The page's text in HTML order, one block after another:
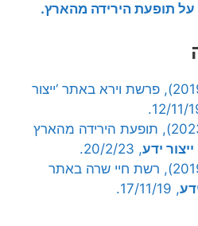
תופעת הירידה מהארץ.
פנחס יחזקאלי (2019), פרשת וירא באתר ‘ייצור
פנחס יחזקאלי (2023), תופעת הירידה מהארץ
ייצור ידע, 20/2/23.
פנחס יחזקאלי (2019), רשת חיי שרה באתר
, 17/11/19.